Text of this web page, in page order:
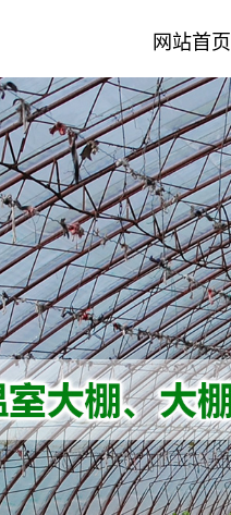
网站首页